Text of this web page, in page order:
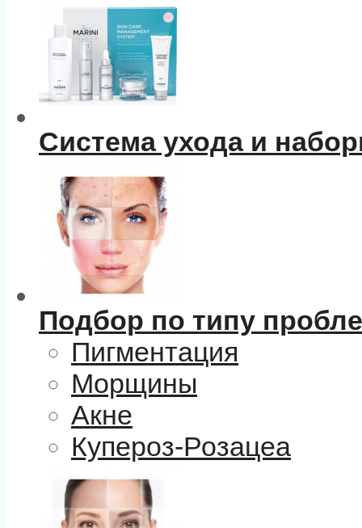
Система ухода и
Подбор по типу
Пигментация
Морщины
Акне
Купероз-Розацеа